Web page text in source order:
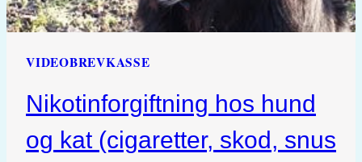
VIDEOBREVKASSE
Nikotinforgiftning hos hund
og kat (cigaretter, skod, snus